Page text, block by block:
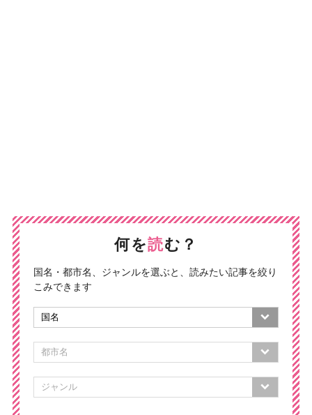
何を読む？
国名・都市名、ジャンルを選ぶと、読みたい記事を絞り
こみできます